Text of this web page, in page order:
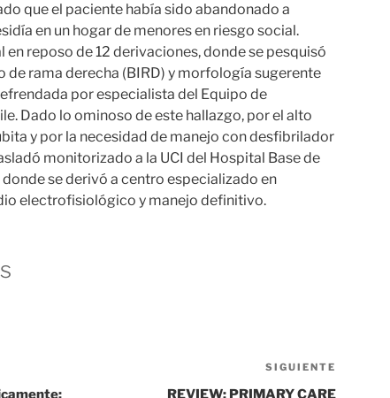
que el paciente había sido abandonado a
en un hogar de menores en riesgo social.
en reposo de 12 derivaciones, donde se pesquisó
rama derecha (BIRD) y morfología sugerente
por especialista del Equipo de
Dado lo ominoso de este hallazgo, por el alto
y por la necesidad de manejo con desfibrilador
monitorizado a la UCI del Hospital Base de
se derivó a centro especializado en
electrofisiológico y manejo definitivo.
entrada
SIGUIENTE
REVIEW: PRIMARY CARE